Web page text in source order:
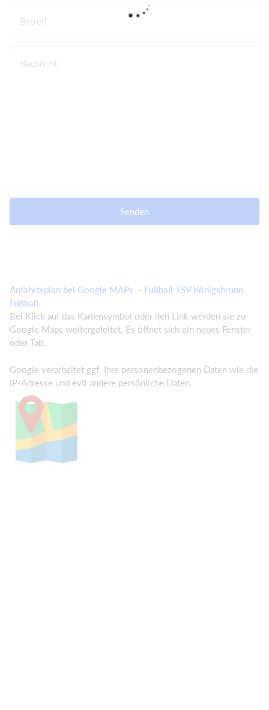
Betreff
Nachricht
Senden
Anfahrtsplan bei Google MAPs - Fußball TSV Königsbrunn
Fußball
Bei Klick auf das Kartensymbol oder den Link werden sie zu
Google Maps weitergeleitet. Es öffnet sich ein neues Fenster
oder Tab.
Google verarbeitet ggf. Ihre personenbezogenen Daten wie die
IP-Adresse und evtl andere persönliche Daten.